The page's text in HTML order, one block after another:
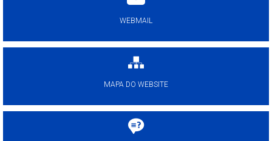
WEBMAIL
MAPA DO WEBSITE